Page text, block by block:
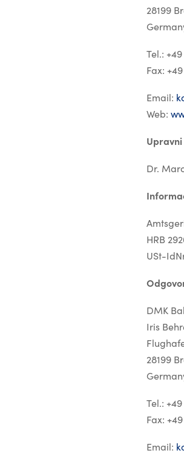
28199
Tel.:
Fax:
Email:
Web:
Dr.
HRB
USt-
DMK
Iris
28199
Tel.:
Fax:
Email: